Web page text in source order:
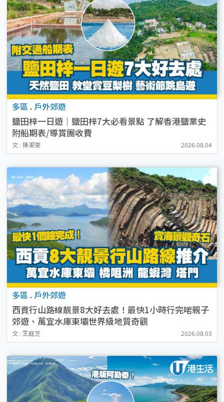
多區 . 戶外郊遊
鹽田梓一日遊｜鹽田梓7大必看景點 了解香港鹽業史
附船期表/導賞團收費
文 : 陳潔雯 2026.08.04
多區 . 戶外郊遊
西貢行山路線靚景8大好去處！最快1小時行完啱親子
郊遊、萬宜水庫東壩世界級地質奇觀
文 : 王庭芝 2026.08.03